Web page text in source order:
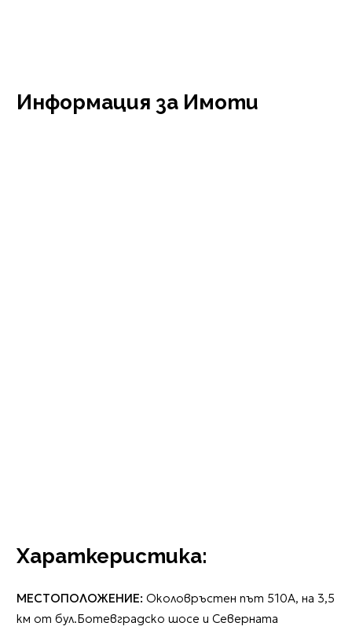
Информация за Имоти
Хараткеристика:
МЕСТОПОЛОЖЕНИЕ: Околовръстен път 510А, на 3,5
км от бул.Ботевградско шосе и Северната